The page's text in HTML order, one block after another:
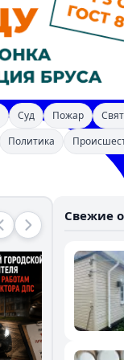
Суд Пожар
Политика
Свежие